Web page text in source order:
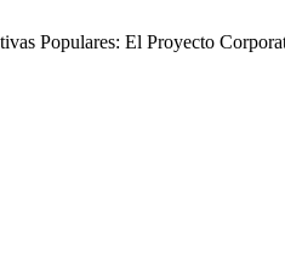
Populares: El Proyecto